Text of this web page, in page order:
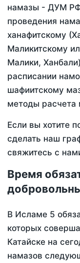
намазы - ДУМ
проведения
ханафитскому
Маликитскому
Малики,
расписании
шафиитскому
методы расчета
Если вы хотите
сделать наш
свяжитесь с
Время
В Исламе 5
которых
Катайске на
намазов